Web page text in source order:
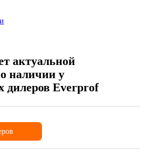
актуальной
наличии у
дилеров Everprof